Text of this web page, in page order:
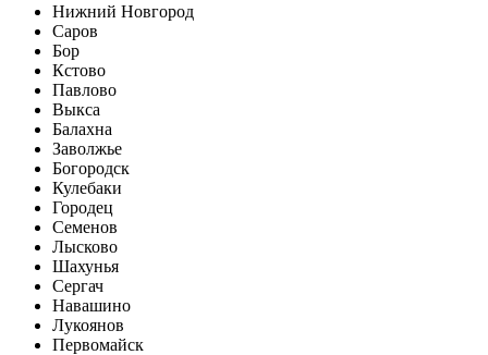
Нижний Новгород
Саров
Бор
Кстово
Павлово
Выкса
Балахна
Заволжье
Богородск
Кулебаки
Городец
Семенов
Лысково
Шахунья
Сергач
Навашино
Лукоянов
Первомайск